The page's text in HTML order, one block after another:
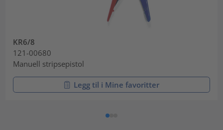
KR6/8
121-00680
Manuell stripsepistol
Legg til i Mine favoritter